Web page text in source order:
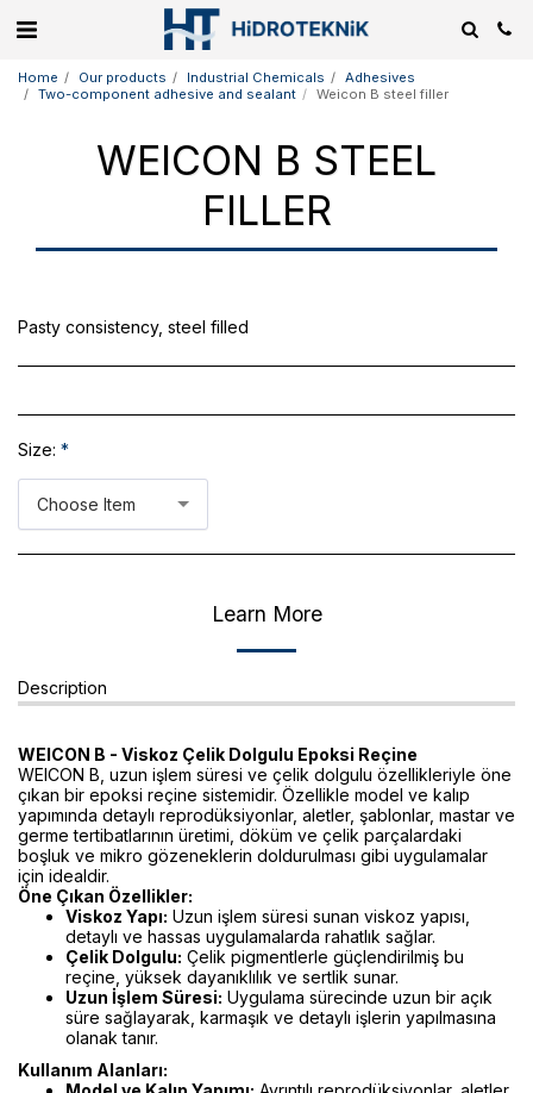
Home Our products Industrial Chemicals
Adhesives
Two-component adhesive and sealant
Weicon B steel filler
WEICON B STEEL
FILLER
Pasty consistency, steel filled
Size: *
Choose Item
Learn More
Description
WEICON B - Viskoz Çelik Dolgulu Epoksi Reçine
WEICON B, uzun işlem süresi ve çelik dolgulu özellikleriyle öne
çıkan bir epoksi reçine sistemidir. Özellikle model ve kalıp
yapımında detaylı reprodüksiyonlar, aletler, şablonlar, mastar ve
germe tertibatlarının üretimi, döküm ve çelik parçalardaki
boşluk ve mikro gözeneklerin doldurulması gibi uygulamalar
için idealdir.
Öne Çıkan Özellikler:
Viskoz Yapı: Uzun işlem süresi sunan viskoz yapısı,
detaylı ve hassas uygulamalarda rahatlık sağlar.
Çelik Dolgulu: Çelik pigmentlerle güçlendirilmiş bu
reçine, yüksek dayanıklılık ve sertlik sunar.
Uzun İşlem Süresi: Uygulama sürecinde uzun bir açık
süre sağlayarak, karmaşık ve detaylı işlerin yapılmasına
olanak tanır.
Kullanım Alanları: